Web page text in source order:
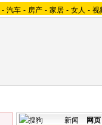
- 汽车 - 房产 - 家居 - 女人 - 视
新闻 网页